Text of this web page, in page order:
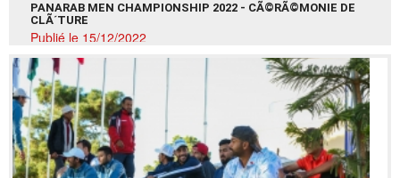
PANARAB MEN CHAMPIONSHIP 2022 - CÃ©RÃ©MONIE DE
CLÃ´TURE
Publié le 15/12/2022